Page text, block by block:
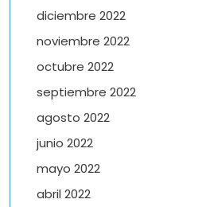
diciembre 2022
noviembre 2022
octubre 2022
septiembre 2022
agosto 2022
junio 2022
mayo 2022
abril 2022